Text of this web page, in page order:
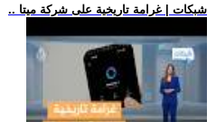
.. شبكات | غرامة تاريخية على شركة ميتا